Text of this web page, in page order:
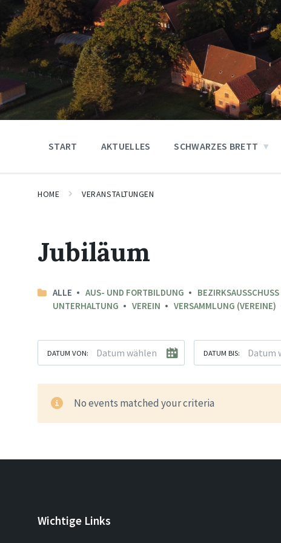
START AKTUELLES SCHWARZES BRETT
HOME VERANSTALTUNGEN
Jubiläum
ALLE AUS- UND FORTBILDUNG BEZIRKSAUSSCHUSS
UNTERHALTUNG
VEREIN VERSAMMLUNG (VEREINE)
DATUM VON: DATUM BIS:
No events matched your criteria
Wichtige Links